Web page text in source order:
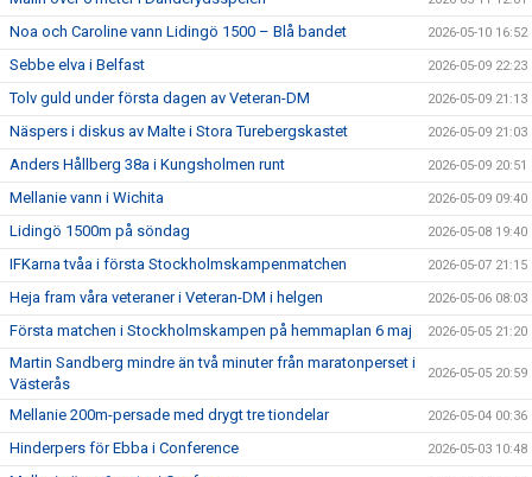
Noa och Caroline vann Lidingö 1500 – Blå bandet 2026-05-10 16:52
Sebbe elva i Belfast 2026-05-09 22:23
Tolv guld under första dagen av Veteran-DM 2026-05-09 21:13
Näspers i diskus av Malte i Stora Turebergskastet 2026-05-09 21:03
Anders Hållberg 38a i Kungsholmen runt 2026-05-09 20:51
Mellanie vann i Wichita 2026-05-09 09:40
Lidingö 1500m på söndag 2026-05-08 19:40
IFKarna tvåa i första Stockholmskampenmatchen 2026-05-07 21:15
Heja fram våra veteraner i Veteran-DM i helgen 2026-05-06 08:03
Första matchen i Stockholmskampen på hemmaplan 6 maj 2026-05-05 21:20
Martin Sandberg mindre än två minuter från maratonperset i
Västerås
2026-05-05 20:59
Mellanie 200m-persade med drygt tre tiondelar 2026-05-04 00:36
Hinderpers för Ebba i Conference 2026-05-03 10:48